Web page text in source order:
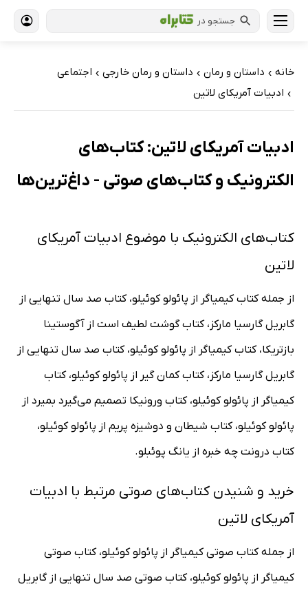
جستجو در
خانه › داستان و رمان › داستان و رمان خارجی › اجتماعی
› ادبیات آمریکای لاتین
ادبیات آمریکای لاتین: کتاب‌های
الکترونیک و کتاب‌های صوتی - داغ‌ترین‌ها
کتاب‌های الکترونیک با موضوع ادبیات آمریکای
لاتین
از جمله کتاب کیمیاگر از پائولو کوئیلو، کتاب صد سال تنهایی از
گابریل گارسیا مارکز، کتاب گوشت لطیف است از آگوستینا
بازتریکا، کتاب کیمیاگر از پائولو کوئیلو، کتاب صد سال تنهایی از
گابریل گارسیا مارکز، کتاب کمان گیر از پائولو کوئیلو، کتاب
کیمیاگر از پائولو کوئیلو، کتاب ورونیکا تصمیم می‌گیرد بمیرد از
پائولو کوئیلو، کتاب شیطان و دوشیزه پریم از پائولو کوئیلو،
کتاب درونت چه خبره از یانگ پوئبلو.
خرید و شنیدن کتاب‌های صوتی مرتبط با ادبیات
آمریکای لاتین
از جمله کتاب صوتی کیمیاگر از پائولو کوئیلو، کتاب صوتی
کیمیاگر از پائولو کوئیلو، کتاب صوتی صد سال تنهایی از گابریل